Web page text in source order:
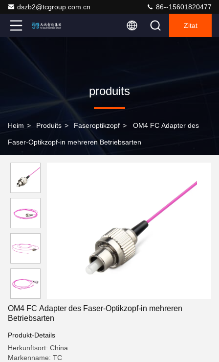
dszb2@tcgroup.com.cn 86--15601820477
Zitat
produits
Heim > Produits > Faseroptikzopf > OM4 FC Adapter des
Faser-Optikzopf-in mehreren Betriebsarten
OM4 FC Adapter des Faser-Optikzopf-in mehreren
Betriebsarten
Produkt-Details
Herkunftsort: China
Markenname: TC